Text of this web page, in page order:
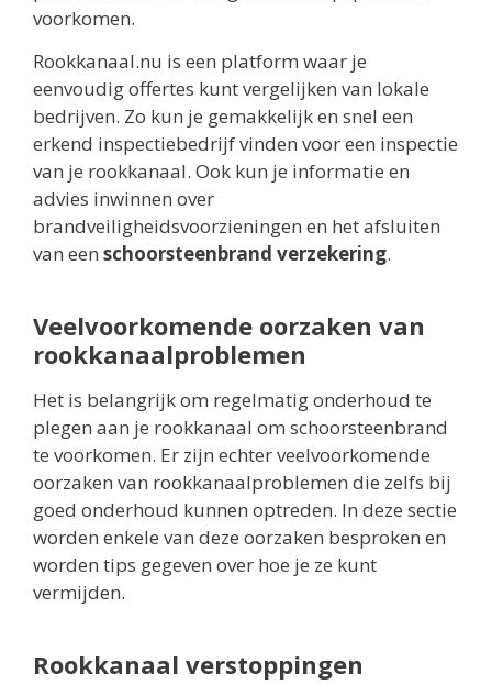
voorkomen.
Rookkanaal.nu is een platform waar je
eenvoudig offertes kunt vergelijken van lokale
bedrijven. Zo kun je gemakkelijk en snel een
erkend inspectiebedrijf vinden voor een inspectie
van je rookkanaal. Ook kun je informatie en
advies inwinnen over
brandveiligheidsvoorzieningen en het afsluiten
van een schoorsteenbrand verzekering.
Veelvoorkomende oorzaken van
rookkanaalproblemen
Het is belangrijk om regelmatig onderhoud te
plegen aan je rookkanaal om schoorsteenbrand
te voorkomen. Er zijn echter veelvoorkomende
oorzaken van rookkanaalproblemen die zelfs bij
goed onderhoud kunnen optreden. In deze sectie
worden enkele van deze oorzaken besproken en
worden tips gegeven over hoe je ze kunt
vermijden.
Rookkanaal verstoppingen